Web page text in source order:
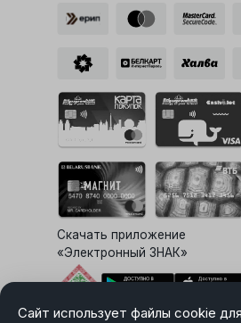
Сайт использует файлы cookie
Скачать приложение
«Электронный ЗНАК»